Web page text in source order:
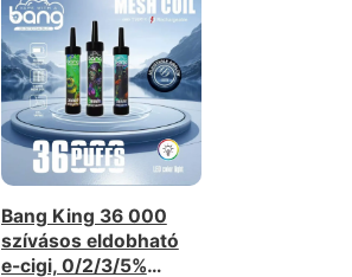
Bang King 36 000
szívásos eldobható
e-cigi, 0/2/3/5%